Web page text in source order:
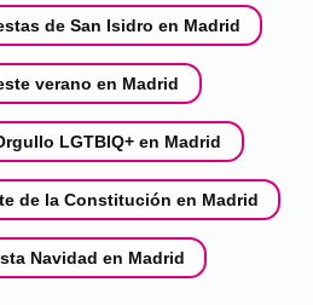
de San Isidro en Madrid
verano en Madrid
LGTBIQ+ en Madrid
de la Constitución en Madrid
Navidad en Madrid